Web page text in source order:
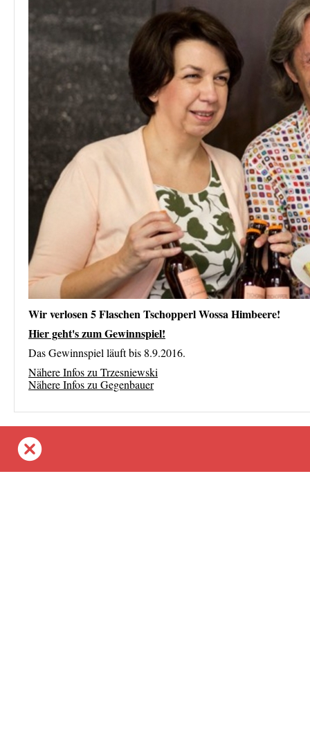
Wir verlosen 5 Flaschen Tschopperl Wossa Himbeere!
Hier geht's zum Gewinnspiel!
Das Gewinnspiel läuft bis 8.9.2016.
Nähere Infos zu Trzesniewski
Nähere Infos zu Gegenbauer